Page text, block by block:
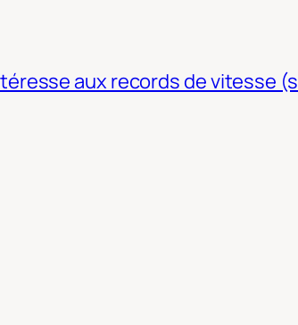
aux records de vitesse